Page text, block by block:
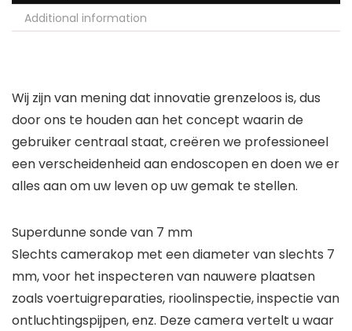
Additional information
Wij zijn van mening dat innovatie grenzeloos is, dus
door ons te houden aan het concept waarin de
gebruiker centraal staat, creëren we professioneel
een verscheidenheid aan endoscopen en doen we er
alles aan om uw leven op uw gemak te stellen.
Superdunne sonde van 7 mm
Slechts camerakop met een diameter van slechts 7
mm, voor het inspecteren van nauwere plaatsen
zoals voertuigreparaties, rioolinspectie, inspectie van
ontluchtingspijpen, enz. Deze camera vertelt u waar